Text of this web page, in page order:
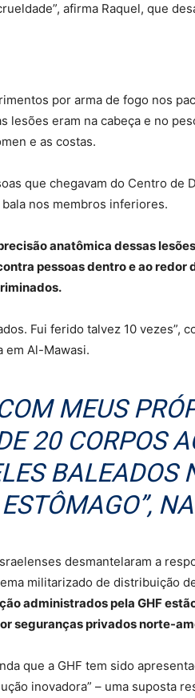
afirma Raquel, que
por arma de fogo nos
lesões eram na cabeça e no
e as costas.
que chegavam do Centro de
nos membros inferiores.
anatômica dessas
pessoas dentro e ao redor
Fui ferido talvez 10 vezes”,
em Al-Mawasi.
MEUS
20 CORPOS
BALEADOS
ESTÔMAGO”,
desmantelaram a
militarizado de distribuição
administrados pela GHF
seguranças privados norte-
que a GHF tem sido
inovadora” – uma suposta